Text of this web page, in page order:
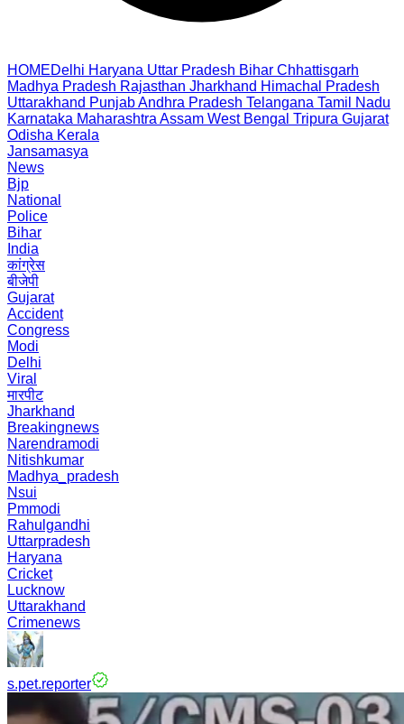
HOMEDelhi Haryana Uttar Pradesh Bihar Chhattisgarh
Madhya Pradesh Rajasthan Jharkhand Himachal Pradesh
Uttarakhand PunjabAndhra Pradesh Telangana Tamil Nadu
Karnataka Maharashtra Assam West Bengal Tripura Gujarat
Odisha Kerala
Jansamasya
News
Bjp
National
Police
Bihar
India
कांग्रेस
बीजेपी
Gujarat
Accident
Congress
Modi
Delhi
Viral
मारपीट
Jharkhand
Breakingnews
Narendramodi
Nitishkumar
Madhya_pradesh
Nsui
Pmmodi
Rahulgandhi
Uttarpradesh
Haryana
Cricket
Lucknow
Uttarakhand
Crimenews
s.pet.reporter